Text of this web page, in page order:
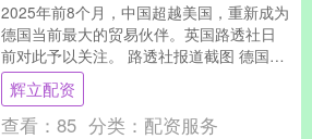
2025年前8个月，中国超越美国，重新成为
德国当前最大的贸易伙伴。英国路透社日
前对此予以关注。 路透社报道截图 德国联
邦统计局数据显示，今年1月至8月，德国
对美....
辉立配资
查看： 85 分类： 配资服务